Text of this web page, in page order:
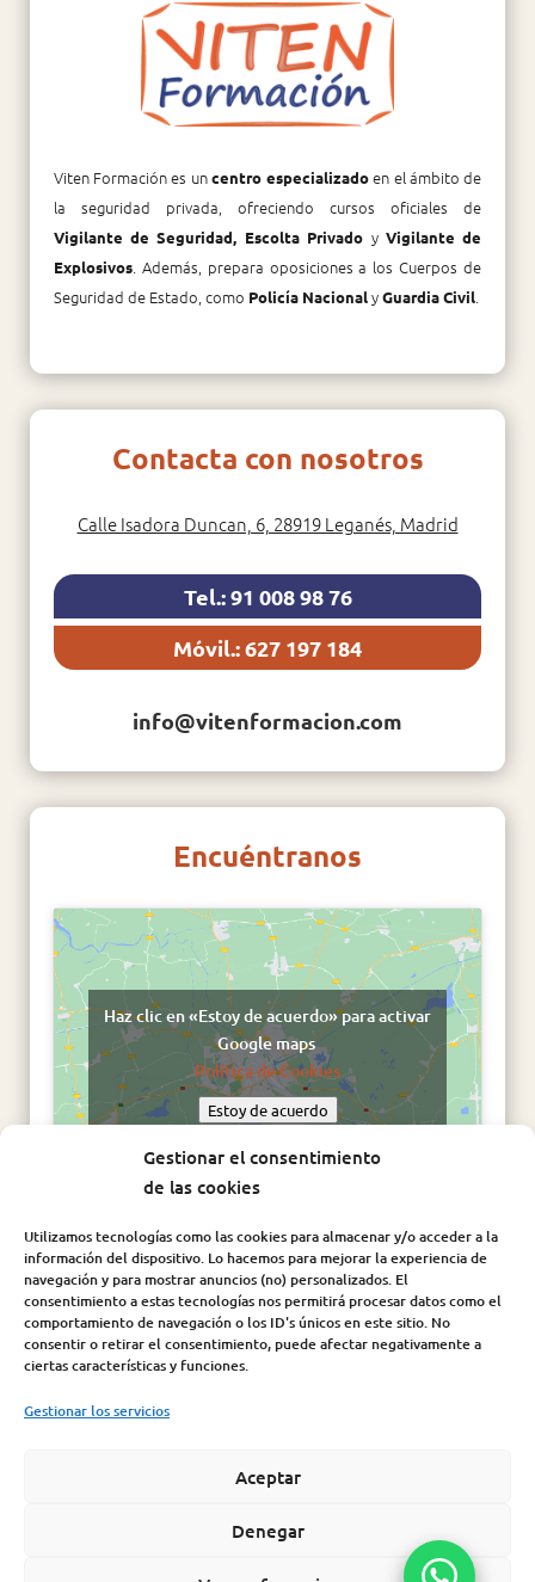
Gestionar el consentimiento
de las cookies
Utilizamos tecnologías como las cookies para almacenar y/o acceder a la
información del dispositivo. Lo hacemos para mejorar la experiencia de
navegación y para mostrar anuncios (no) personalizados. El
consentimiento a estas tecnologías nos permitirá procesar datos como el
comportamiento de navegación o los ID's únicos en este sitio. No
consentir o retirar el consentimiento, puede afectar negativamente a
ciertas características y funciones.
Gestionar los servicios
Aceptar
Denegar
Viten Formación es uncentro especializadoen el ámbito de
la seguridad privada, ofreciendo cursos oficiales de
Vigilante de Seguridad, Escolta Privado yVigilante de
Explosivos. Además, prepara oposiciones a los Cuerpos de
Seguridad de Estado, como Policía NacionalyGuardia Civil.
Contacta con nosotros
Calle Isadora Duncan, 6, 28919 Leganés, Madrid
Tel.: 91 008 98 76
Móvil.: 627 197 184
info@vitenformacion.com
Encuéntranos
Haz clic en «Estoy de acuerdo» para activar
Google maps
Política de Cookies
Estoy de acuerdo
Síguenos en:
Política de Cookies|
información